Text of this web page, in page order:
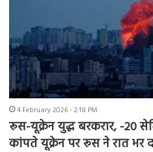
4 February 2026 - 2:18 PM
रूस-यूक्रेन युद्ध बरकरार, -20
कांपते यूक्रेन पर रूस ने रात भर